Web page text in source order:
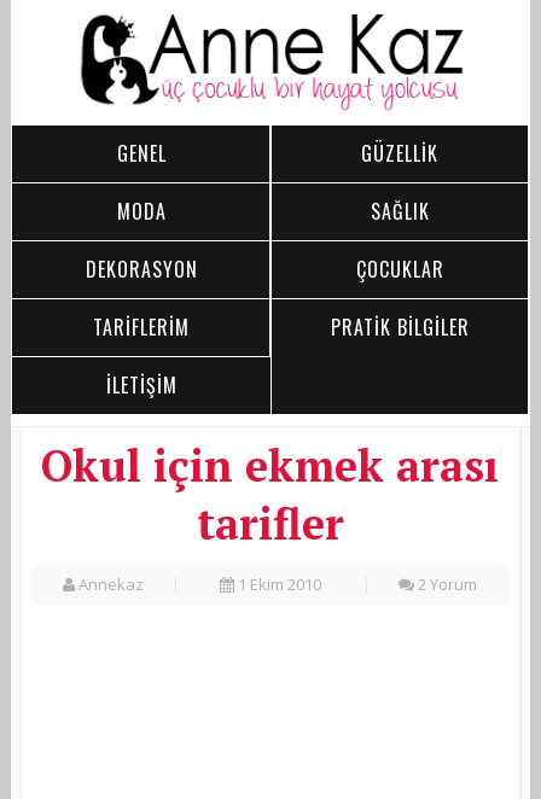
GENEL
GÜZELLİK
MODA
SAĞLIK
DEKORASYON
ÇOCUKLAR
TARİFLERİM
PRATİK BİLGİLER
İLETİŞİM
Okul için ekmek arası
tarifler
Annekaz 1 Ekim 2010 2 Yorum